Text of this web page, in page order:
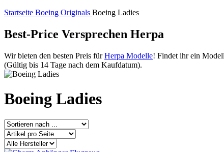
Startseite Boeing Originals Boeing Ladies
Best-Price Versprechen Herpa
Wir bieten den besten Preis fürHerpa Modelle! Findet ihr ein
(Gültig bis 14 Tage nach dem Kaufdatum).
Boeing Ladies